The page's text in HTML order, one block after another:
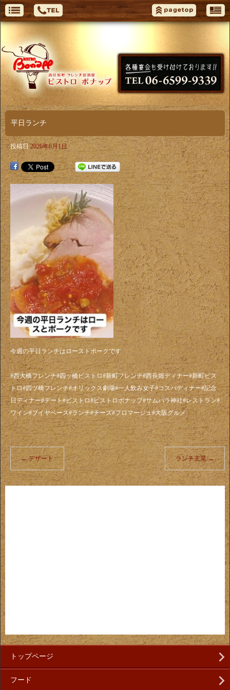
平日ランチ
投稿日 2026年6月1日
今週の平日ランチはローストポークです
#西大橋フレンチ#四ッ橋ビストロ#新町フレンチ#西長堀ディナー#新町ビス
トロ#四ツ橋フレンチ#オリックス劇場#一人飲み女子#コスパディナー#記念
日ディナー#デート#ビストロ#ビストロボナップ#サムハラ神社#レストラン#
ワイン#ブイヤベース#ランチ#チーズ#フロマージュ#大阪グルメ
←デザート ランチ主菜 →
トップページ
フード